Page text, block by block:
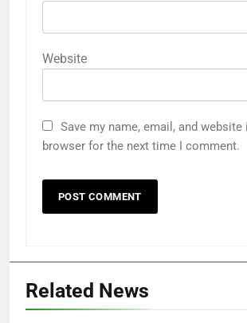
Website
Save my name, email, and website
browser for the next time I comment.
Related News